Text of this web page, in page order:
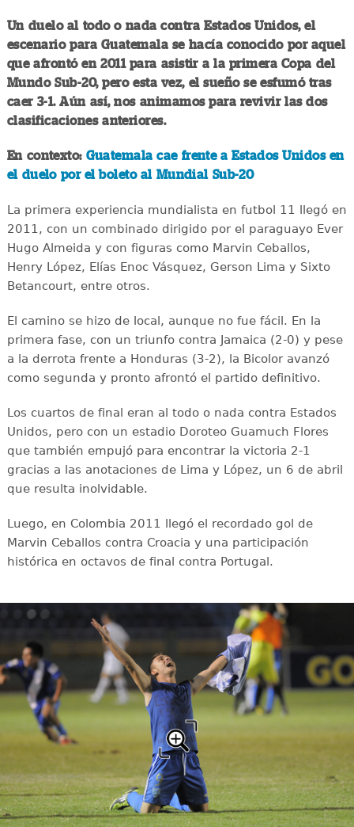
Un duelo al todo o nada contra Estados Unidos, el
escenario para Guatemala se hacía conocido por aquel
que afrontó en 2011 para asistir a la primera Copa del
Mundo Sub-20, pero esta vez, el sueño se esfumó tras
caer 3-1. Aún así, nos animamos para revivir las dos
clasificaciones anteriores.
En contexto: Guatemala cae frente a Estados Unidos en
el duelo por el boleto al Mundial Sub-20
La primera experiencia mundialista en futbol 11 llegó en
2011, con un combinado dirigido por el paraguayo Ever
Hugo Almeida y con figuras como Marvin Ceballos,
Henry López, Elías Enoc Vásquez, Gerson Lima y Sixto
Betancourt, entre otros.
El camino se hizo de local, aunque no fue fácil. En la
primera fase, con un triunfo contra Jamaica (2-0) y pese
a la derrota frente a Honduras (3-2), la Bicolor avanzó
como segunda y pronto afrontó el partido definitivo.
Los cuartos de final eran al todo o nada contra Estados
Unidos, pero con un estadio Doroteo Guamuch Flores
que también empujó para encontrar la victoria 2-1
gracias a las anotaciones de Lima y López, un 6 de abril
que resulta inolvidable.
Luego, en Colombia 2011 llegó el recordado gol de
Marvin Ceballos contra Croacia y una participación
histórica en octavos de final contra Portugal.